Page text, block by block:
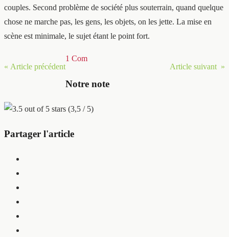
couples. Second problème de société plus souterrain, quand quelque
chose ne marche pas, les gens, les objets, on les jette. La mise en
scène est minimale, le sujet étant le point fort.
« Article précédent Article suivant »
1 Com
Notre note
(3,5 / 5)
Partager l'article